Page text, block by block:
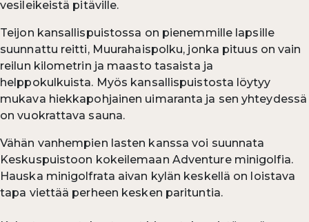
vesileikeistä pitäville.
Teijon kansallispuistossa on pienemmille lapsille
suunnattu reitti, Muurahaispolku, jonka pituus on vain
reilun kilometrin ja maasto tasaista ja
helppokulkuista. Myös kansallispuistosta löytyy
mukava hiekkapohjainen uimaranta ja sen yhteydessä
on vuokrattava sauna.
Vähän vanhempien lasten kanssa voi suunnata
Keskuspuistoon kokeilemaan Adventure minigolfia.
Hauska minigolfrata aivan kylän keskellä on loistava
tapa viettää perheen kesken parituntia.